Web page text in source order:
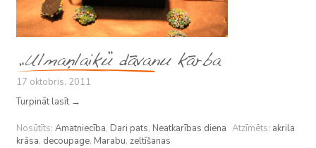
„Ulmaņlaiku” dāvanu kārba
17 oktobris, 2011
Turpināt lasīt →
Nosūtīts: Amatniecība, Dari pats, Neatkarības diena Atzīmēts: akrila
krāsa, decoupage, Marabu, zeltīšanas